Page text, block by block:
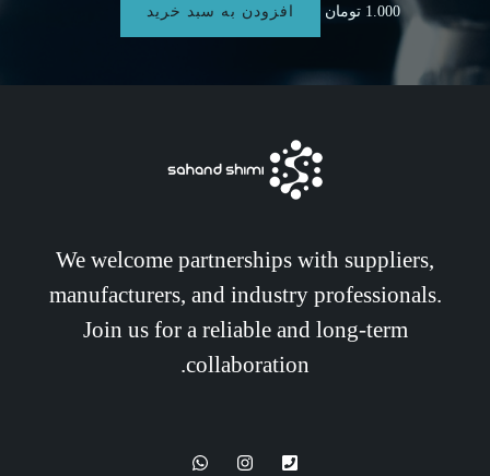
1.000 تومان افزودن به سبد خرید
We welcome partnerships with suppliers,
manufacturers, and industry professionals.
Join us for a reliable and long-term
collaboration.